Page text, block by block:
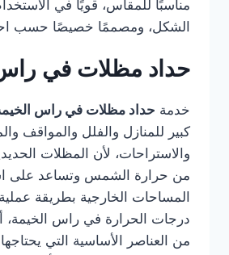
مناسبًا للمقاس، قويًا في
الشكل، ومصممًا خصيصًا حسب
حداد مظلات في
خدمة حداد مظلات في راس
كبير للمنازل والفلل والمواقف
والاستراحات، لأن المظلات
من حرارة الشمس وتساعد على
المساحات الخارجية بطريقة
درجات الحرارة في راس
من العناصر الأساسية التي